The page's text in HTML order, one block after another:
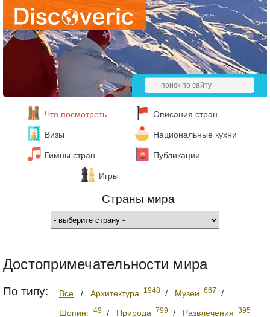
Что посмотреть Описания стран
Визы Национальные кухни
Гимны стран Публикации
Игры
Страны мира
Достопримечательности мира
По типу: Все / Архитектура 1948 / Музеи 667 /
Шопинг 49 / Природа 799 / Развлечения 395